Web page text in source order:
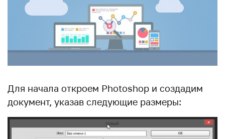
Для начала откроем Photoshop и создадим
документ, указав следующие размеры: